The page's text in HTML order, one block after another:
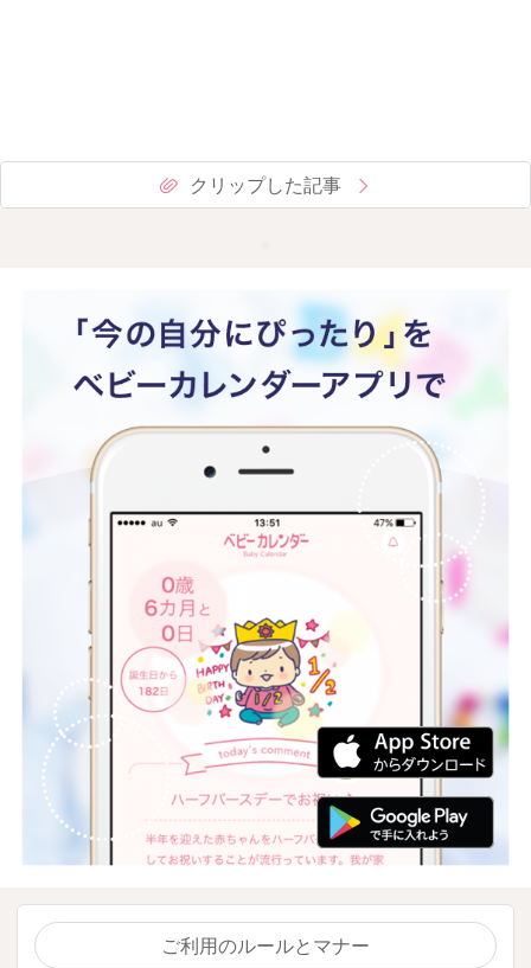
クリップした記事
ご利用のルールとマナー